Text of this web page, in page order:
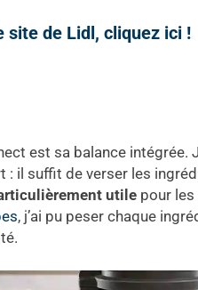
site de Lidl, cliquez ici !
est sa balance
: il suffit de verser les
utile pour
, j’ai pu peser chaque